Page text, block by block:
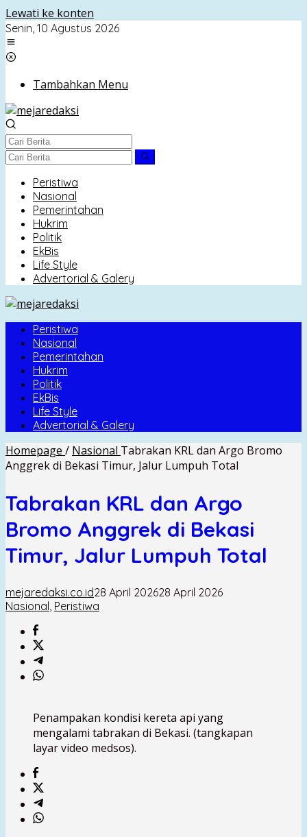
Lewati ke konten
Senin, 10 Agustus 2026
Tambahkan Menu
Peristiwa
Nasional
Pemerintahan
Hukrim
Politik
EkBis
Life Style
Advertorial & Galery
Peristiwa
Nasional
Pemerintahan
Hukrim
Politik
EkBis
Life Style
Advertorial & Galery
Homepage / Nasional Tabrakan KRL dan Argo Bromo
Anggrek di Bekasi Timur, Jalur Lumpuh Total
Tabrakan KRL dan Argo
Bromo Anggrek di Bekasi
Timur, Jalur Lumpuh Total
mejaredaksi.co.id28 April 202628 April 2026
Nasional Peristiwa
Penampakan kondisi kereta api yang
mengalami tabrakan di Bekasi. (tangkapan
layar video medsos).